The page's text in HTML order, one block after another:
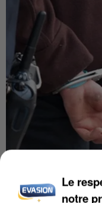
L’UN DES
MAFIA
Le
notre